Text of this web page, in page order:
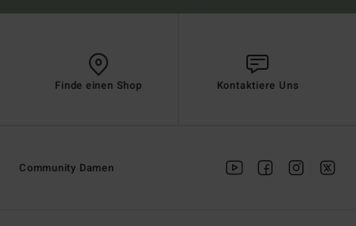
Finde einen Shop Kontaktiere Uns
Community Damen